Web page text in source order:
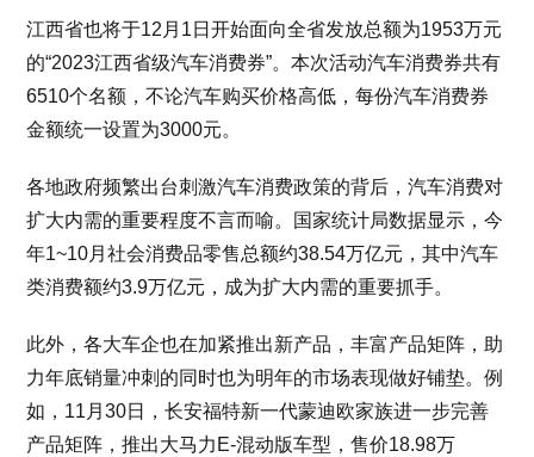
江西省也将于12月1日开始面向全省发放总额为1953万元
的“2023江西省级汽车消费券”。本次活动汽车消费券共有
6510个名额，不论汽车购买价格高低，每份汽车消费券
金额统一设置为3000元。
各地政府频繁出台刺激汽车消费政策的背后，汽车消费对
扩大内需的重要程度不言而喻。国家统计局数据显示，今
年1~10月社会消费品零售总额约38.54万亿元，其中汽车
类消费额约3.9万亿元，成为扩大内需的重要抓手。
此外，各大车企也在加紧推出新产品，丰富产品矩阵，助
力年底销量冲刺的同时也为明年的市场表现做好铺垫。例
如，11月30日，长安福特新一代蒙迪欧家族进一步完善
产品矩阵，推出大马力E-混动版车型，售价18.98万